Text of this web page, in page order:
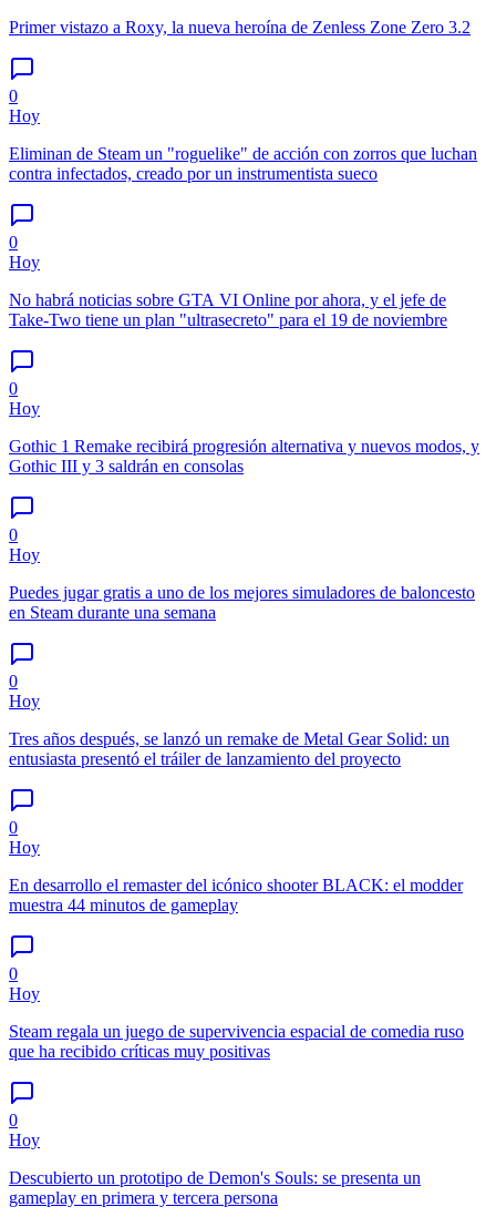
Primer vistazo a Roxy, la nueva heroína de Zenless Zone Zero 3.2
0
Hoy
Eliminan de Steam un "roguelike" de acción con zorros que luchan
contra infectados, creado por un instrumentista sueco
0
Hoy
No habrá noticias sobre GTA VI Online por ahora, y el jefe de
Take-Two tiene un plan "ultrasecreto" para el 19 de noviembre
0
Hoy
Gothic 1 Remake recibirá progresión alternativa y nuevos modos, y
Gothic III y 3 saldrán en consolas
0
Hoy
Puedes jugar gratis a uno de los mejores simuladores de baloncesto
en Steam durante una semana
0
Hoy
Tres años después, se lanzó un remake de Metal Gear Solid: un
entusiasta presentó el tráiler de lanzamiento del proyecto
0
Hoy
En desarrollo el remaster del icónico shooter BLACK: el modder
muestra 44 minutos de gameplay
0
Hoy
Steam regala un juego de supervivencia espacial de comedia ruso
que ha recibido críticas muy positivas
0
Hoy
Descubierto un prototipo de Demon's Souls: se presenta un
gameplay en primera y tercera persona